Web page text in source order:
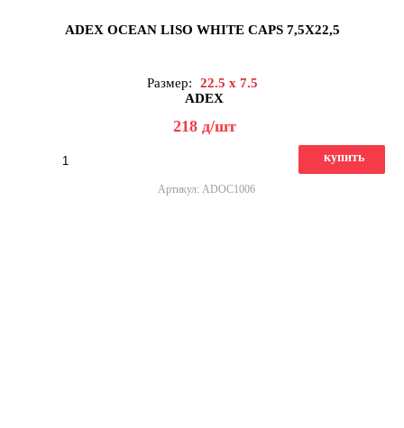
ADEX OCEAN LISO WHITE CAPS 7,5X22,5
Размер:
22.5 x 7.5
ADEX
218 д/шт
купить
Артикул: ADOC1006